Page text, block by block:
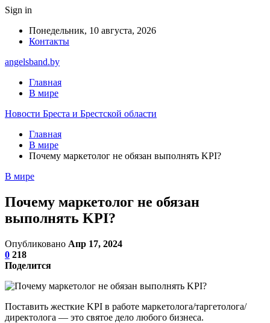
Sign in
Понедельник, 10 августа, 2026
Контакты
angelsband.by
Главная
В мире
Новости Бреста и Брестской области
Главная
В мире
Почему маркетолог не обязан выполнять KPI?
В мире
Почему маркетолог не обязан
выполнять KPI?
Опубликовано Апр 17, 2024
0 218
Поделится
Поставить жесткие KPI в работе маркетолога/таргетолога/
директолога — это святое дело любого бизнеса.